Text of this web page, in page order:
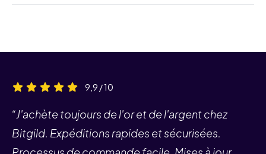
9,9 / 10
“J'achète toujours de l'or et de l'argent chez
Bitgild. Expéditions rapides et sécurisées.